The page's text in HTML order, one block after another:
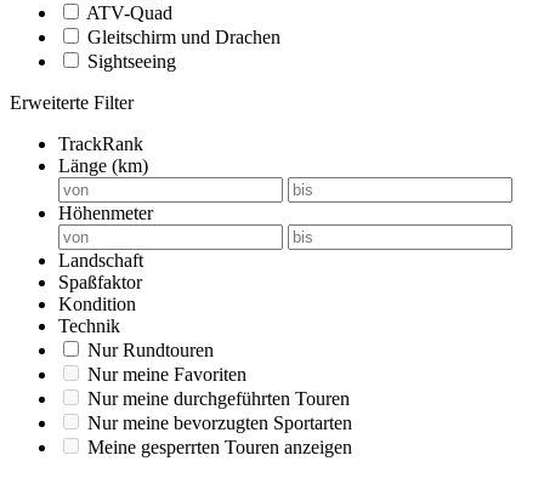
ATV-Quad
Gleitschirm und Drachen
Sightseeing
Erweiterte Filter
TrackRank
Länge (km)
Höhenmeter
Landschaft
Spaßfaktor
Kondition
Technik
Nur Rundtouren
Nur meine Favoriten
Nur meine durchgeführten Touren
Nur meine bevorzugten Sportarten
Meine gesperrten Touren anzeigen